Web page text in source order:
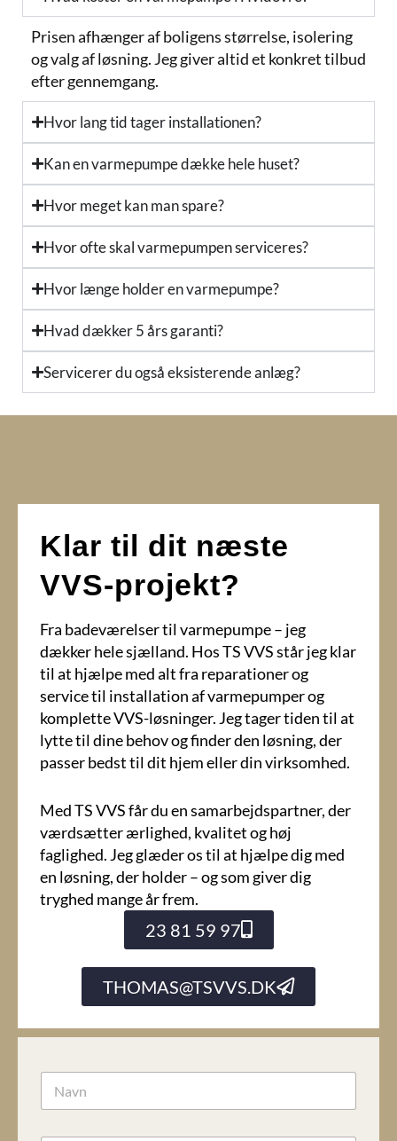
Prisen afhænger af boligens størrelse, isolering
og valg af løsning. Jeg giver altid et konkret tilbud
efter gennemgang.
Hvor lang tid tager installationen?
Kan en varmepumpe dække hele huset?
Hvor meget kan man spare?
Hvor ofte skal varmepumpen serviceres?
Hvor længe holder en varmepumpe?
Hvad dækker 5 års garanti?
Servicerer du også eksisterende anlæg?
Klar til dit næste
VVS-projekt?
Fra badeværelser til varmepumpe – jeg
dækker hele sjælland. Hos TS VVS står jeg klar
til at hjælpe med alt fra reparationer og
service til installation af varmepumper og
komplette VVS-løsninger. Jeg tager tiden til at
lytte til dine behov og finder den løsning, der
passer bedst til dit hjem eller din virksomhed.
Med TS VVS får du en samarbejdspartner, der
værdsætter ærlighed, kvalitet og høj
faglighed. Jeg glæder os til at hjælpe dig med
en løsning, der holder – og som giver dig
tryghed mange år frem.
23 81 59 97
THOMAS@TSVVS.DK
v